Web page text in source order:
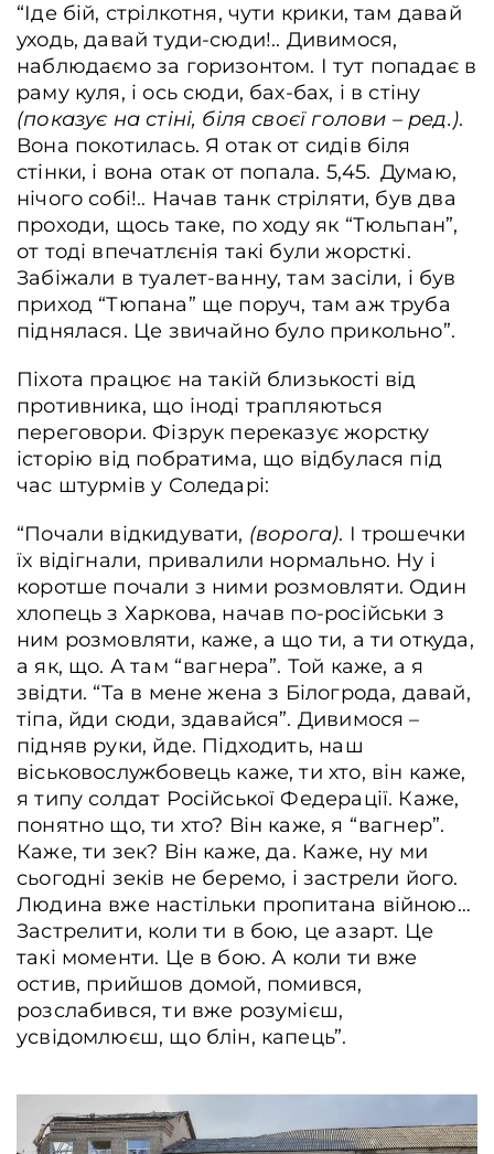
“Іде бій, стрілкотня, чути крики, там давай
уходь, давай туди-сюди!.. Дивимося,
наблюдаємо за горизонтом. І тут попадає в
раму куля, і ось сюди, бах-бах, і в стіну
(показує на стіні, біля своєї голови – ред.).
Вона покотилась. Я отак от сидів біля
стінки, і вона отак от попала. 5,45. Думаю,
нічого собі!.. Начав танк стріляти, був два
проходи, щось таке, по ходу як “Тюльпан”,
от тоді впечатлєнія такі були жорсткі.
Забіжали в туалет-ванну, там засіли, і був
приход “Тюпана” ще поруч, там аж труба
піднялася. Це звичайно було прикольно”.
Піхота працює на такій близькості від
противника, що іноді трапляються
переговори. Фізрук переказує жорстку
історію від побратима, що відбулася під
час штурмів у Соледарі:
“Почали відкидувати, (ворога). І трошечки
їх відігнали, привалили нормально. Ну і
коротше почали з ними розмовляти. Один
хлопець з Харкова, начав по-російськи з
ним розмовляти, каже, а що ти, а ти откуда,
а як, що. А там “вагнера”. Той каже, а я
звідти. “Та в мене жена з Білогрода, давай,
тіпа, йди сюди, здавайся”. Дивимося –
підняв руки, йде. Підходить, наш
віськовослужбовець каже, ти хто, він каже,
я типу солдат Російської Федерації. Каже,
понятно що, ти хто? Він каже, я “вагнер”.
Каже, ти зек? Він каже, да. Каже, ну ми
сьогодні зеків не беремо, і застрели його.
Людина вже настільки пропитана війною…
Застрелити, коли ти в бою, це азарт. Це
такі моменти. Це в бою. А коли ти вже
остив, прийшов домой, помився,
розслабився, ти вже розумієш,
усвідомлюєш, що блін, капець”.